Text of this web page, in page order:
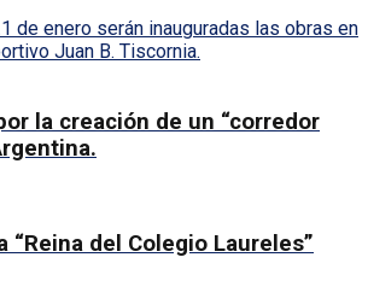
de enero serán inauguradas las obras en
Juan B. Tiscornia.
la creación de un “corredor
“Reina del Colegio Laureles”